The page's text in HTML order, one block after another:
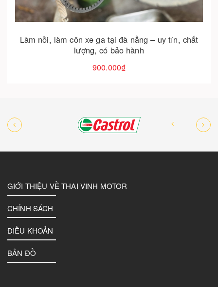
Vệ sinh nồi xe tay ga tại đà nẵng – dịch vụ chuyên
nghiệp cho xe luôn êm mượt
250.000₫
GIỚI THIỆU VỀ THAI VINH MOTOR
CHÍNH SÁCH
ĐIỀU KHOẢN
BẢN ĐỒ